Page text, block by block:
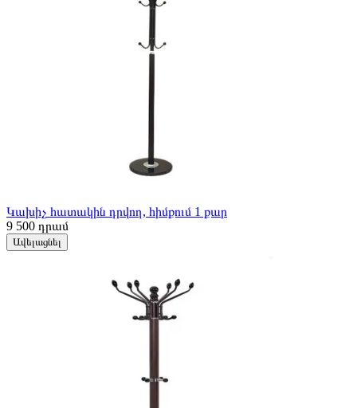
Կախիչ հատակին դրվող, հիմքում 1 քար
9 500 դրամ
Ավելացնել